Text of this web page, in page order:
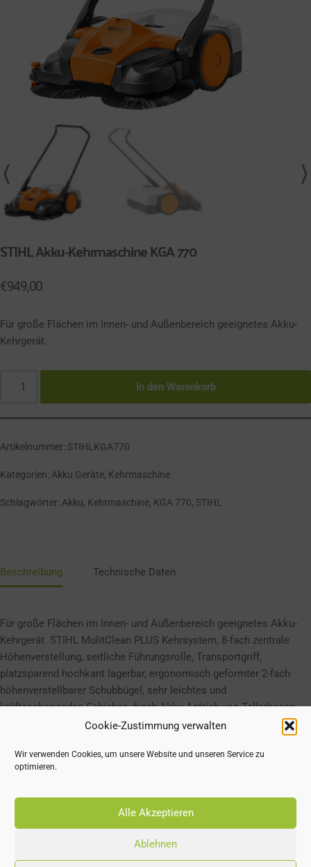
Cookie-Zustimmung verwalten
Wir verwenden Cookies, um unsere Website und unseren Service zu
optimieren.
Alle Akzeptieren
Ablehnen
STIHL Akku-Kehrmaschine KGA 770
€949,00
Für große Flächen im Innen- und Außenbereich geeignetes Akku-
Kehrgerät.
In den Warenkorb
Artikelnummer: STIHLKGA770
Kategorien: Akku Geräte, Kehrmaschine
Schlagwörter: Akku, Kehrmaschine, KGA 770, STIHL
Beschreibung Technische Daten
Für große Flächen im Innen- und Außenbereich geeignetes Akku-
Kehrgerät. STIHL MulitClean PLUS Kehrsystem, 8-fach zentrale
Höhenverstellung, seitliche Führungsrolle, Transportgriff,
platzsparend hochkant lagerbar, ergonomisch geformter 2-fach
höhenverstellbarer Schubbügel, sehr leichtes und
kräfteschonendes Schieben durch Akku-Antrieb von Tellerbesen
und Kehrwalze. Dadurch wird ein besonders effizientes Reinigen
Behälterinhalt 50 l, Kehrbreite 77 cm.
(a) Laufzeiten sind Anhaltswerte und können je nach Anwendung